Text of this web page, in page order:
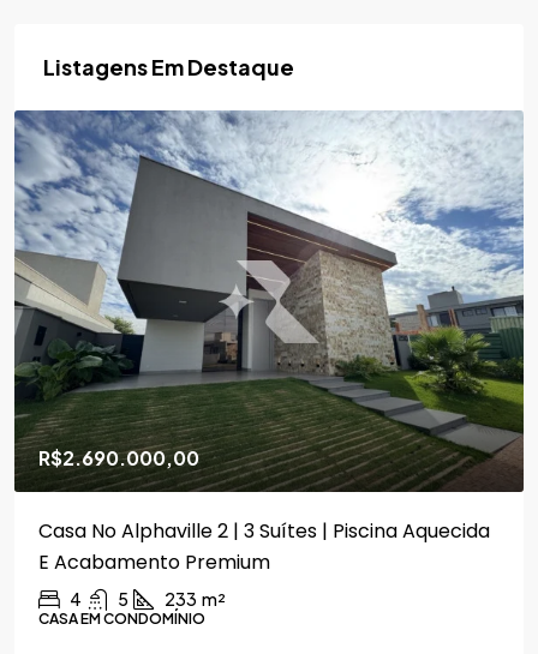
Listagens Em Destaque
R$2.690.000,00
Casa No Alphaville 2 | 3 Suítes | Piscina Aquecida
E Acabamento Premium
4 5 233 m²
CASA EM CONDOMÍNIO